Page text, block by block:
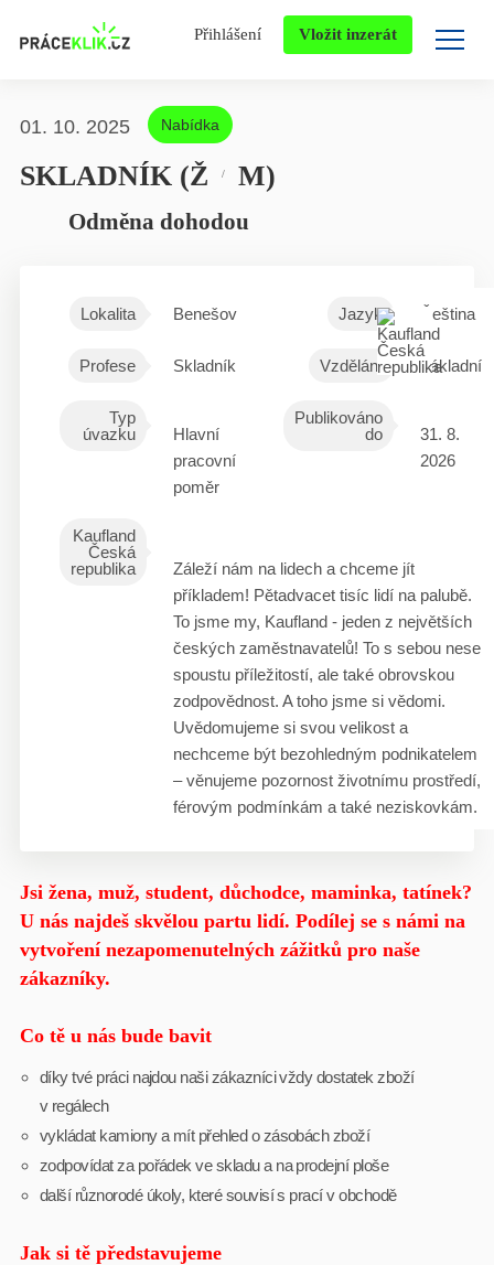
Přihlášení Vložit inzerát
01. 10. 2025 Nabídka
SKLADNÍK (Ž / M)
Odměna dohodou
Lokalita Benešov Jazyk Čeština
Profese Skladník Vzdělání Základní
Typ
úvazku
Hlavní
pracovní
poměr
Publikováno
do
31. 8.
2026
Kaufland
Česká
republika
Záleží nám na lidech a chceme jít
příkladem! Pětadvacet tisíc lidí na palubě.
To jsme my, Kaufland - jeden z největších
českých zaměstnavatelů! To s sebou nese
spoustu příležitostí, ale také obrovskou
zodpovědnost. A toho jsme si vědomi.
Uvědomujeme si svou velikost a
nechceme být bezohledným podnikatelem
– věnujeme pozornost životnímu prostředí,
férovým podmínkám a také neziskovkám.
Jsi žena, muž, student, důchodce, maminka, tatínek?
U nás najdeš skvělou partu lidí. Podílej se s námi na
vytvoření nezapomenutelných zážitků pro naše
zákazníky.
Co tě u nás bude bavit
díky tvé práci najdou naši zákazníci vždy dostatek zboží
v regálech
vykládat kamiony a mít přehled o zásobách zboží
zodpovídat za pořádek ve skladu a na prodejní ploše
další různorodé úkoly, které souvisí s prací v obchodě
Jak si tě představujeme